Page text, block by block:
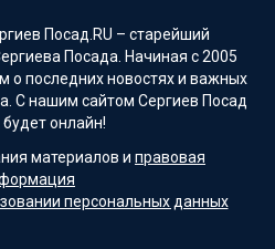
Посад.RU – старейший
Посада. Начиная с 2005
о последних новостях и важных
С нашим сайтом Сергиев Посад
будет онлайн!
материалов и правовая
персональных данных